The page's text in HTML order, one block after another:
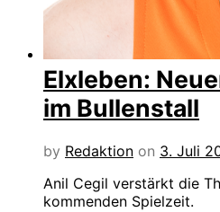
Elxleben:
im Bullenstall
by Redaktion on 3. Juli
Anil Cegil verstärkt die
kommenden Spielzeit.